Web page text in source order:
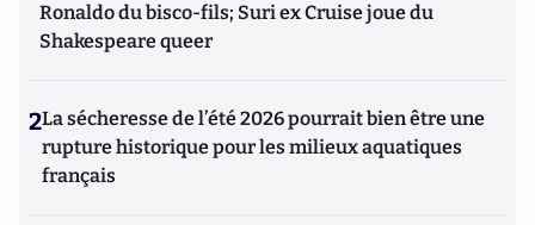
Ronaldo du bisco-fils; Suri ex Cruise joue du
Shakespeare queer
2La sécheresse de l’été 2026 pourrait bien être une
rupture historique pour les milieux aquatiques
français